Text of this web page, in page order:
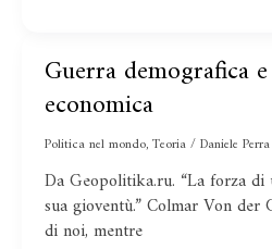
Guerra demografica
economica
Politica nel mondo,Teoria/Daniele Perra
Da Geopolitika.ru. “La forza
sua gioventù.” Colmar Von
di noi, mentre
Guerra
demografica
e
guerra
economica